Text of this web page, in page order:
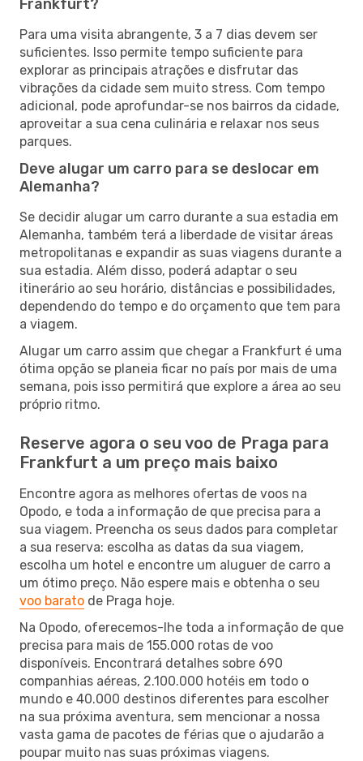
Frankfurt?
Para uma visita abrangente, 3 a 7 dias devem ser
suficientes. Isso permite tempo suficiente para
explorar as principais atrações e disfrutar das
vibrações da cidade sem muito stress. Com tempo
adicional, pode aprofundar-se nos bairros da cidade,
aproveitar a sua cena culinária e relaxar nos seus
parques.
Deve alugar um carro para se deslocar em
Alemanha?
Se decidir alugar um carro durante a sua estadia em
Alemanha, também terá a liberdade de visitar áreas
metropolitanas e expandir as suas viagens durante a
sua estadia. Além disso, poderá adaptar o seu
itinerário ao seu horário, distâncias e possibilidades,
dependendo do tempo e do orçamento que tem para
a viagem.
Alugar um carro assim que chegar a Frankfurt é uma
ótima opção se planeia ficar no país por mais de uma
semana, pois isso permitirá que explore a área ao seu
próprio ritmo.
Reserve agora o seu voo de Praga para
Frankfurt a um preço mais baixo
Encontre agora as melhores ofertas de voos na
Opodo, e toda a informação de que precisa para a
sua viagem. Preencha os seus dados para completar
a sua reserva: escolha as datas da sua viagem,
escolha um hotel e encontre um aluguer de carro a
um ótimo preço. Não espere mais e obtenha o seu
voo barato de Praga hoje.
Na Opodo, oferecemos-lhe toda a informação de que
precisa para mais de 155.000 rotas de voo
disponíveis. Encontrará detalhes sobre 690
companhias aéreas, 2.100.000 hotéis em todo o
mundo e 40.000 destinos diferentes para escolher
na sua próxima aventura, sem mencionar a nossa
vasta gama de pacotes de férias que o ajudarão a
poupar muito nas suas próximas viagens.